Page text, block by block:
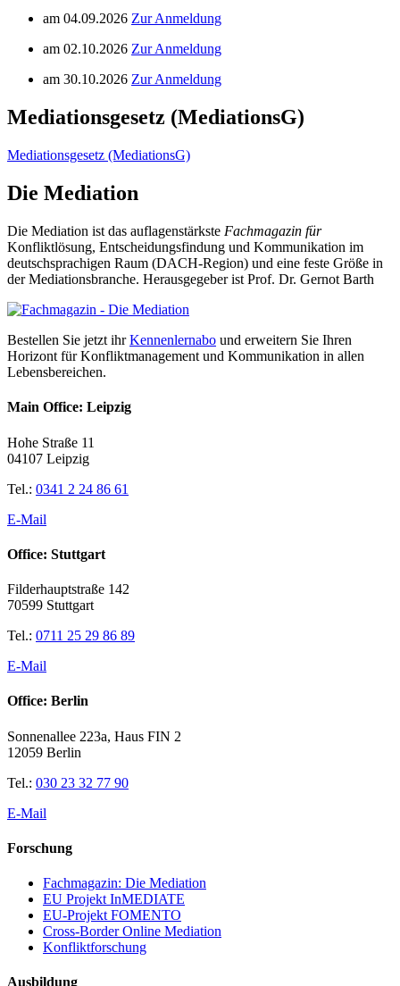
am 04.09.2026 Zur Anmeldung
am 02.10.2026 Zur Anmeldung
am 30.10.2026 Zur Anmeldung
Mediationsgesetz (MediationsG)
Mediationsgesetz (MediationsG)
Die Mediation
Die Mediation ist das auflagenstärkste Fachmagazin für
Konfliktlösung, Entscheidungsfindung und Kommunikation im
deutschsprachigen Raum (DACH-Region) und eine feste Größe in
der Mediationsbranche. Herausgegeber ist Prof. Dr. Gernot Barth
Bestellen Sie jetzt ihrKennenlernabo und erweitern Sie Ihren
Horizont für Konfliktmanagement und Kommunikation in allen
Lebensbereichen.
Main Office: Leipzig
Hohe Straße 11
04107 Leipzig
Tel.: 0341 2 24 86 61
E-Mail
Office: Stuttgart
Filderhauptstraße 142
70599 Stuttgart
Tel.: 0711 25 29 86 89
E-Mail
Office: Berlin
Sonnenallee 223a, Haus FIN 2
12059 Berlin
Tel.: 030 23 32 77 90
E-Mail
Forschung
Fachmagazin: Die Mediation
EU Projekt InMEDIATE
EU-Projekt FOMENTO
Cross-Border Online Mediation
Konfliktforschung
Ausbildung